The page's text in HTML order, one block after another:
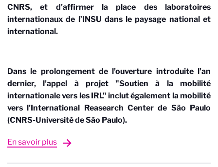
CNRS, et d’affirmer la place des laboratoires
internationaux de l’INSU dans le paysage national et
international.
Dans le prolongement de l’ouverture introduite l’an
dernier, l’appel à projet "Soutien à la mobilité
internationale vers les IRL" inclut également la mobilité
vers l’International Reasearch Center de São Paulo
(CNRS-Université de São Paulo).
En savoir plus